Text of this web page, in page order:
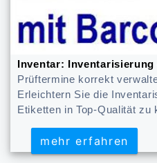
Inventar:
Prüftermine korrekt
Erleichtern Sie die
Etiketten in Top-Qualität zu
mehr erfahren
mehr erfahren